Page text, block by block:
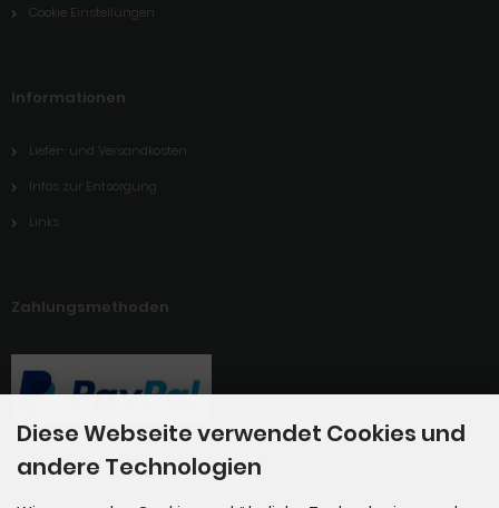
Cookie Einstellungen
Informationen
Liefer- und Versandkosten
Infos zur Entsorgung
Links
Zahlungsmethoden
Diese Webseite verwendet Cookies und
andere Technologien